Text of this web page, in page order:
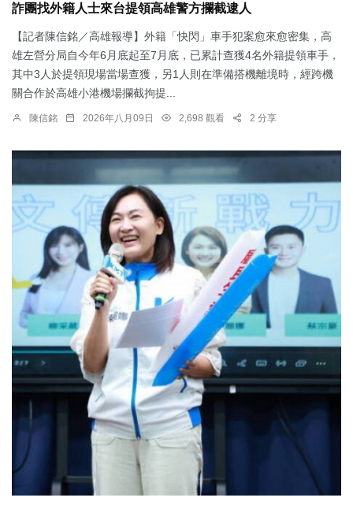
詐團找外籍人士來台提領高雄警方攔截逮人
【記者陳信銘／高雄報導】外籍「快閃」車手犯案愈來愈密集，高
雄左營分局自今年6月底起至7月底，已累計查獲4名外籍提領車手，
其中3人於提領現場當場查獲，另1人則在準備搭機離境時，經跨機
關合作於高雄小港機場攔截拘提...
陳信銘 2026年八月09日 2,698 觀看 2 分享